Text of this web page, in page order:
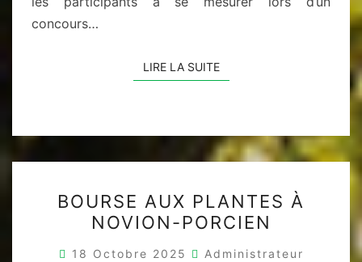
concours…
LIRE LA SUITELIRE LA SUITE
AUX
PLANTES
À
BOURSE AUX PLANTES À
NOVION-PORCIEN
18 Octobre 2025 Administrateur